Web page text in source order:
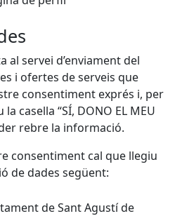
al servei d’enviament del
i ofertes de serveis que
consentiment exprés i, per
casella “SÍ, DONO EL MEU
rebre la informació.
consentiment cal que llegiu
de dades següent:
de Sant Agustí de